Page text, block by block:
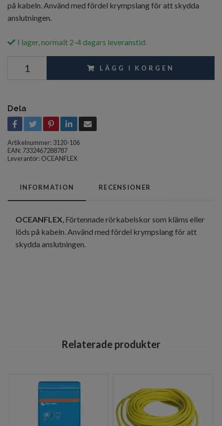
på kabeln. Använd med fördel krympslang för att skydda
anslutningen.
I lager, normalt 2-4 dagars leveranstid.
LÄGG I KORGEN
Dela
Artikelnummer: 3120-106
EAN: 7332467288787
Leverantör: OCEANFLEX
INFORMATION RECENSIONER
OCEANFLEX, Förtennade rörkabelskor som kläms eller
löds på kabeln. Använd med fördel krympslang för att
skydda anslutningen.